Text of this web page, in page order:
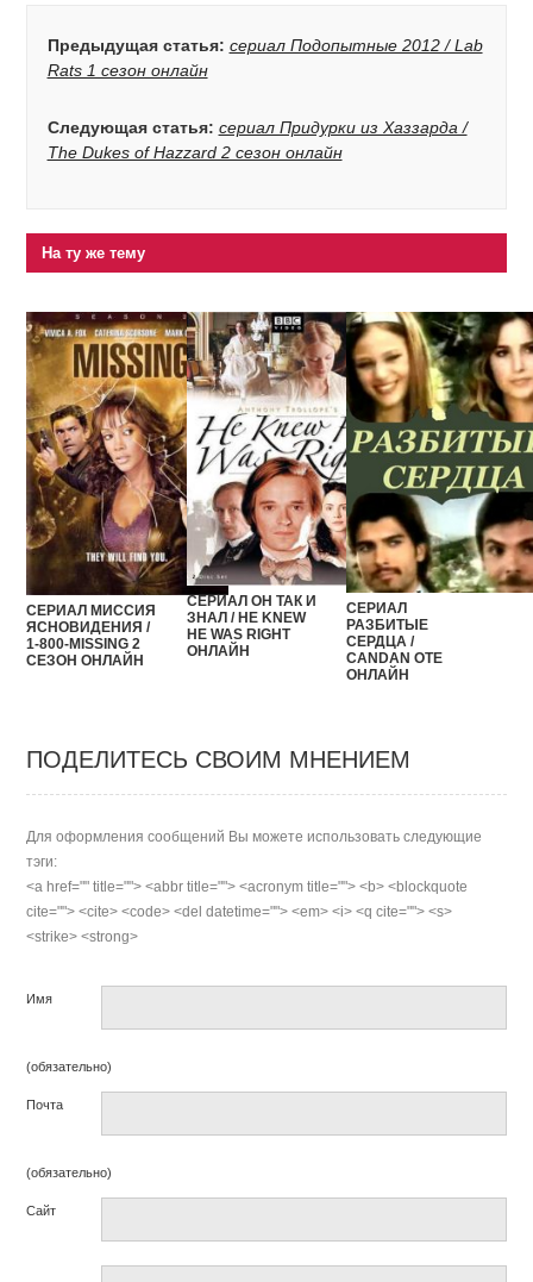
Предыдущая статья: сериал Подопытные 2012 / Lab
Rats 1 сезон онлайн
Следующая статья: сериал Придурки из Хаззарда /
The Dukes of Hazzard 2 сезон онлайн
На ту же тему
СЕРИАЛ МИССИЯ
ЯСНОВИДЕНИЯ /
1-800-MISSING 2
СЕЗОН ОНЛАЙН
СЕРИАЛ ОН ТАК И
ЗНАЛ / HE KNEW
HE WAS RIGHT
ОНЛАЙН
СЕРИАЛ
РАЗБИТЫЕ
СЕРДЦА /
CANDAN OTE
ОНЛАЙН
ПОДЕЛИТЕСЬ СВОИМ МНЕНИЕМ
Для оформления сообщений Вы можете использовать следующие
тэги:
<a href="" title=""> <abbr title=""> <acronym title=""> <b> <blockquote
cite=""> <cite> <code> <del datetime=""> <em> <i> <q cite=""> <s>
<strike> <strong>
Имя
(обязательно)
Почта
(обязательно)
Сайт